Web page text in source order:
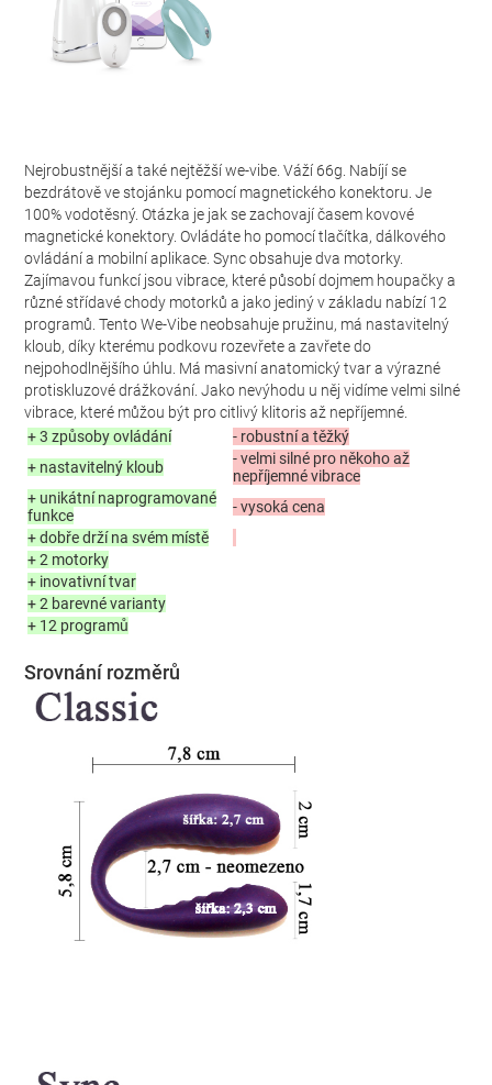
Nejrobustnější a také nejtěžší we-vibe. Váží 66g. Nabíjí se
bezdrátově ve stojánku pomocí magnetického konektoru. Je
100% vodotěsný. Otázka je jak se zachovají časem kovové
magnetické konektory. Ovládáte ho pomocí tlačítka, dálkového
ovládání a mobilní aplikace. Sync obsahuje dva motorky.
Zajímavou funkcí jsou vibrace, které působí dojmem houpačky a
různé střídavé chody motorků a jako jediný v základu nabízí 12
programů. Tento We-Vibe neobsahuje pružinu, má nastavitelný
kloub, díky kterému podkovu rozevřete a zavřete do
nejpohodlnějšího úhlu. Má masivní anatomický tvar a výrazné
protiskluzové drážkování. Jako nevýhodu u něj vidíme velmi silné
vibrace, které můžou být pro citlivý klitoris až nepříjemné.
+ 3 způsoby ovládání
- robustní a těžký
+ nastavitelný kloub
- velmi silné pro někoho až
nepříjemné vibrace
+ unikátní naprogramované
funkce
- vysoká cena
+ dobře drží na svém místě
+ 2 motorky
+ inovativní tvar
+ 2 barevné varianty
+ 12 programů
Srovnání rozměrů